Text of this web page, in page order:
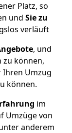
Platz, so
und Sie zu
verläuft
, und
zu können,
Umzug
können.
im
Umzüge von
anderem